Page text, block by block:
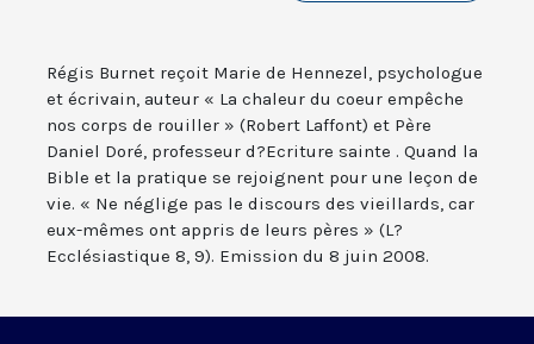
Régis Burnet reçoit Marie de Hennezel, psychologue
et écrivain, auteur « La chaleur du coeur empêche
nos corps de rouiller » (Robert Laffont) et Père
Daniel Doré, professeur d?Ecriture sainte . Quand la
Bible et la pratique se rejoignent pour une leçon de
vie. « Ne néglige pas le discours des vieillards, car
eux-mêmes ont appris de leurs pères » (L?
Ecclésiastique 8, 9). Emission du 8 juin 2008.